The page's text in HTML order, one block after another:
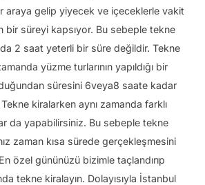
araya gelip yiyecek ve içeceklerle vakit
bir süreyi kapsıyor. Bu sebeple tekne
2 saat yeterli bir süre değildir. Tekne
yüzme turlarının yapıldığı bir
süresini 6veya8 saate kadar
Tekne kiralarken aynı zamanda farklı
da yapabilirsiniz. Bu sebeple tekne
zaman kısa sürede gerçekleşmesini
En özel gününüzü bizimle taçlandırıp
tekne kiralayın. Dolayısıyla İstanbul